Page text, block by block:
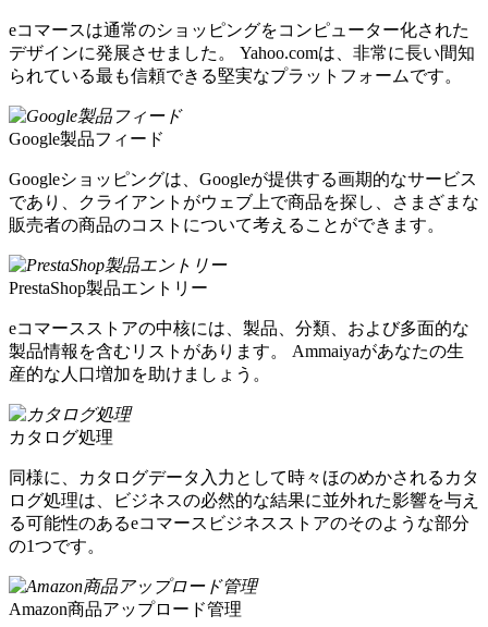
eコマースは通常のショッピングをコンピューター化された
デザインに発展させました。 Yahoo.comは、非常に長い間知
られている最も信頼できる堅実なプラットフォームです。
Google製品フィード
Googleショッピングは、Googleが提供する画期的なサービス
であり、クライアントがウェブ上で商品を探し、さまざまな
販売者の商品のコストについて考えることができます。
PrestaShop製品エントリー
eコマースストアの中核には、製品、分類、および多面的な
製品情報を含むリストがあります。 Ammaiyaがあなたの生
産的な人口増加を助けましょう。
カタログ処理
同様に、カタログデータ入力として時々ほのめかされるカタ
ログ処理は、ビジネスの必然的な結果に並外れた影響を与え
る可能性のあるeコマースビジネスストアのそのような部分
の1つです。
Amazon商品アップロード管理